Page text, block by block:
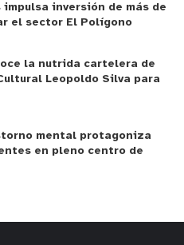
inversión de más de
el sector El Polígono
la nutrida cartelera de
Leopoldo Silva para
mental protagoniza
en pleno centro de